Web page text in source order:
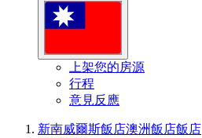
上架您的房源
行程
意見反應
新南威爾斯飯店澳洲飯店飯店